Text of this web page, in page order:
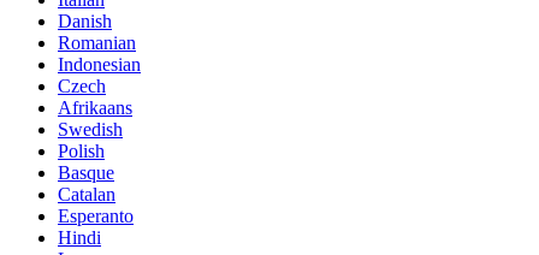
Danish
Romanian
Indonesian
Czech
Afrikaans
Swedish
Polish
Basque
Catalan
Esperanto
Hindi